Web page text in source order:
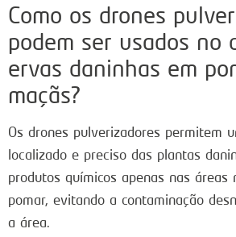
Como os drones
podem ser usados no
ervas daninhas em
maçãs?
Os drones pulverizadores permitem
localizado e preciso das plantas
produtos químicos apenas nas áreas
pomar, evitando a contaminação
a área.